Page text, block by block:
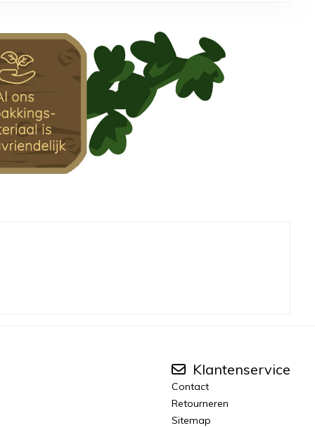
Klantenservice
Contact
Retourneren
Sitemap